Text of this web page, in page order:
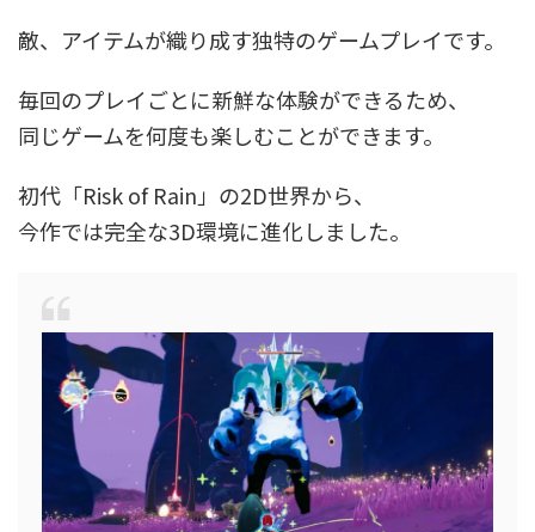
敵、アイテムが織り成す独特のゲームプレイです。
毎回のプレイごとに新鮮な体験ができるため、
同じゲームを何度も楽しむことができます。
初代「Risk of Rain」の2D世界から、
今作では完全な3D環境に進化しました。